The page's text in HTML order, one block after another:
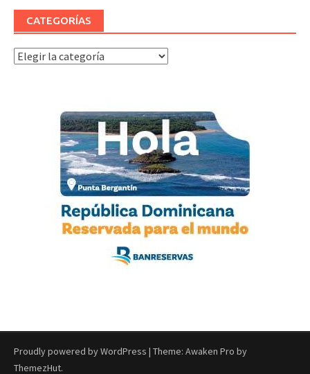
CATEGORÍAS
Categorías
Proudly powered by WordPress | Theme: Awaken Pro by
ThemezHut.